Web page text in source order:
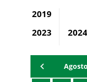
2019
2023
2024
Agosto